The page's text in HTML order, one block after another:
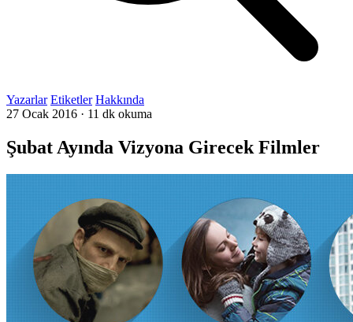
Yazarlar Etiketler Hakkında
27 Ocak 2016 · 11 dk okuma
Şubat Ayında Vizyona Girecek Filmler